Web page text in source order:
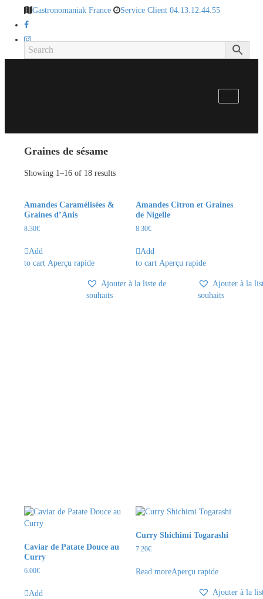
Gastronomaniak France Service Client 04.13.12.44.55
Graines de sésame
Showing 1–16 of 18 results
Amandes Caramélisées &
Graines d’Anis
8.30€
Add
to cart Aperçu rapide
Ajouter à la liste de
souhaits
Amandes Citron et Graines
de Nigelle
8.30€
Add
to cart Aperçu rapide
Ajouter à la
souhaits
Caviar de Patate Douce au
Curry
6.00€
Add
Curry Shichimi Togarashi
7.20€
Read moreAperçu rapide
Ajouter à la